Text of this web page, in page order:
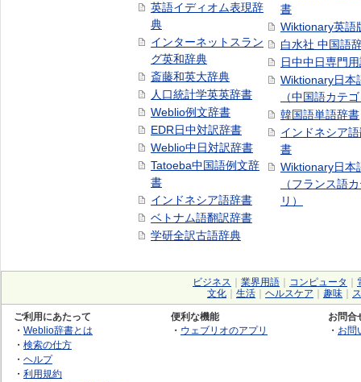
英語イディオム表現辞
典
インターネットスラン
グ英和辞典
斎藤和英大辞典
人口統計学英英辞書
Weblio例文辞書
EDR日中対訳辞書
Weblio中日対訳辞書
Tatoeba中国語例文辞
書
インドネシア語辞書
ベトナム語翻訳辞書
学研全訳古語辞典
書
Wiktionary英語
白水社 中国語
日中中日専門
Wiktionary日本
（中国語カテ
韓国語単語辞書
インドネシア
書
Wiktionary日本
（フランス語
リ）
ビジネス 業界用語 コンピュータ
文化
生活 ヘルスケア 趣味
ご利用にあたって
・ Weblio辞書とは
・ 検索の仕方
・ ヘルプ
・ 利用規約
便利な機能
・ ウェブリオのアプリ
お問合
・ お問